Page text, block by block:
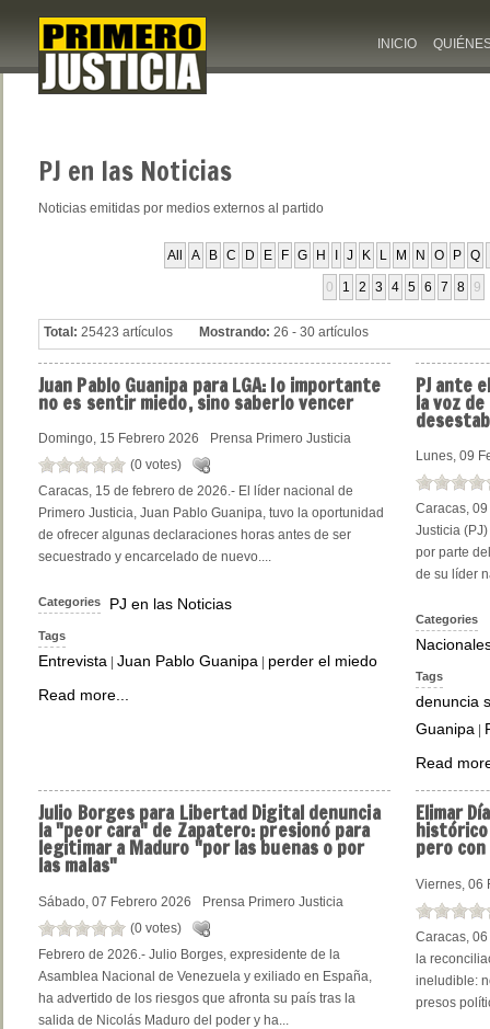
INICIO
PJ en las Noticias
Noticias emitidas por medios externos al partido
All A B C D E F G H J K L M N O P Q
0 1 2 3 4 5 6 7 8 9
Total: 25423 artículos Mostrando: 26 - 30 artículos
Juan Pablo Guanipa para LGA: lo importante
no es sentir miedo, sino saberlo vencer
Domingo, 15 Febrero 2026
Prensa Primero Justicia
(0 votes)
Caracas, 15 de febrero de 2026.- El líder nacional de
Primero Justicia, Juan Pablo Guanipa, tuvo la oportunidad
de ofrecer algunas declaraciones horas antes de ser
secuestrado y encarcelado de nuevo....
Categories PJ en las Noticias
Tags
Entrevista Juan Pablo Guanipa
perder el miedo
Read more...
PJante el
la voz
Lunes, 09
Caracas,
Justicia
por parte
de su líder
Categories
Tags
denuncia
Guanipa|
Read
Julio Borges para Libertad Digital denuncia
la "peor cara" de Zapatero: presionó para
legitimar a Maduro "por las buenas o por
las malas"
Sábado, 07 Febrero 2026
Prensa Primero Justicia
(0 votes)
Febrero de 2026.- Julio Borges, expresidente de la
Asamblea Nacional de Venezuela y exiliado en España,
ha advertido de los riesgos que afronta su país tras la
salida de Nicolás Maduro del poder y ha...
Elimar
pero
Viernes, 06
Caracas,
la
ineludible:
presos